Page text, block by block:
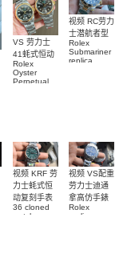
VS 劳力士
41蚝式恒动
Rolex
Oyster
Perpetual
视频 RC劳力
士潜航者型
Rolex
Submariner
replica
视频 KRF 劳
力士蚝式恒
动复刻手表
36 cloned
watch
视频 VS配重
劳力士迪通
拿高仿手錶
Rolex
replica